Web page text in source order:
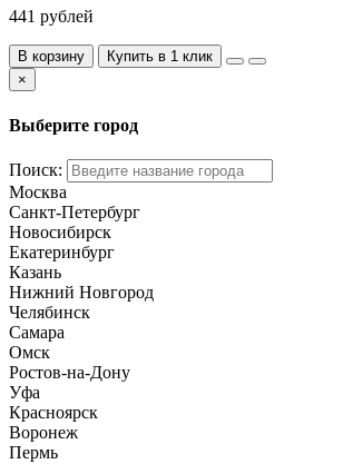
441 рублей
В корзину
Купить в 1 клик
×
Выберите город
Поиск:
Москва
Санкт-Петербург
Новосибирск
Екатеринбург
Казань
Нижний Новгород
Челябинск
Самара
Омск
Ростов-на-Дону
Уфа
Красноярск
Воронеж
Пермь